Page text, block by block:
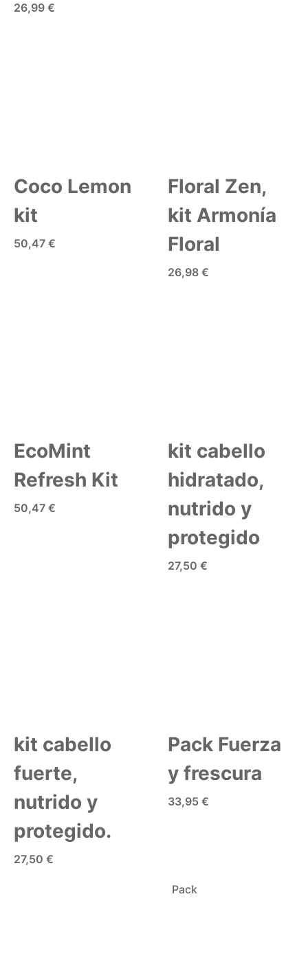
26,99 €
Coco Lemon
kit
50,47 €
Floral Zen,
kit Armonía
Floral
26,98 €
EcoMint
Refresh Kit
50,47 €
kit cabello
hidratado,
nutrido y
protegido
27,50 €
kit cabello
fuerte,
nutrido y
protegido.
27,50 €
Pack Fuerza
y frescura
33,95 €
Pack